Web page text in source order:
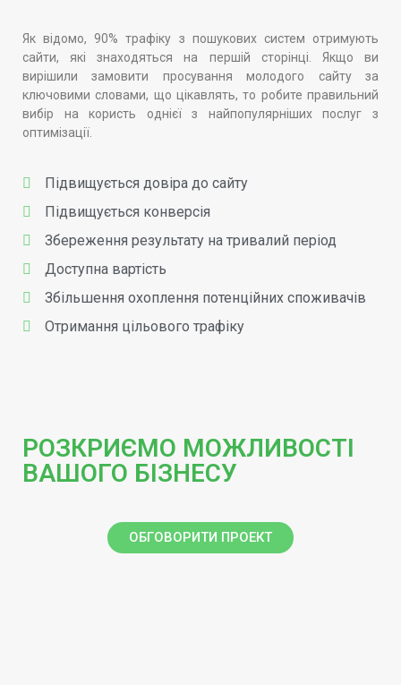
Як відомо, 90% трафіку з пошукових систем отримують
сайти, які знаходяться на першій сторінці. Якщо ви
вирішили замовити просування молодого сайту за
ключовими словами, що цікавлять, то робите правильний
вибір на користь однієї з найпопулярніших послуг з
оптимізації.
Підвищується довіра до сайту
Підвищується конверсія
Збереження результату на тривалий період
Доступна вартість
Збільшення охоплення потенційних споживачів
Отримання цільового трафіку
РОЗКРИЄМО МОЖЛИВОСТІ
ВАШОГО БІЗНЕСУ
ОБГОВОРИТИ ПРОЕКТ